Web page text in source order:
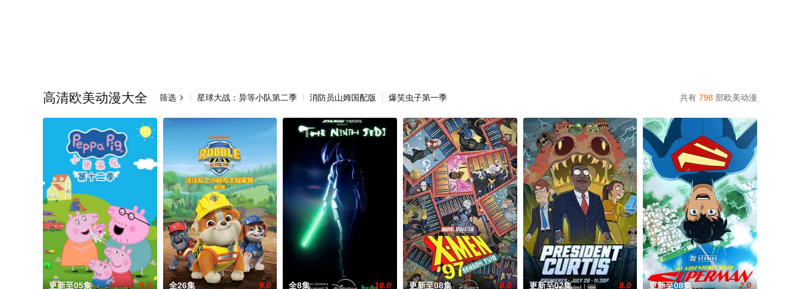
共有 798 部欧美动漫
高清欧美动漫大全 筛选  星球大战：异等小队第二季 消防员山姆国配版 爆笑虫子第一季
更新至05集 5.0 全26集 9.0 全8集 10.0 更新至08集 8.0 更新至02集 8.0 更新至08集 2.0